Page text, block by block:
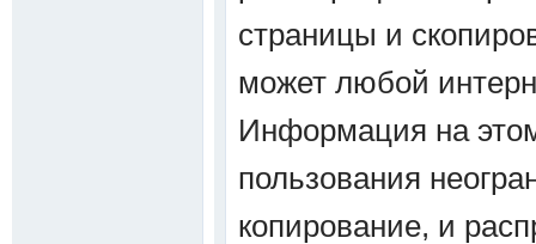
страницы и
может любой
Информация на
пользования
копирование, и